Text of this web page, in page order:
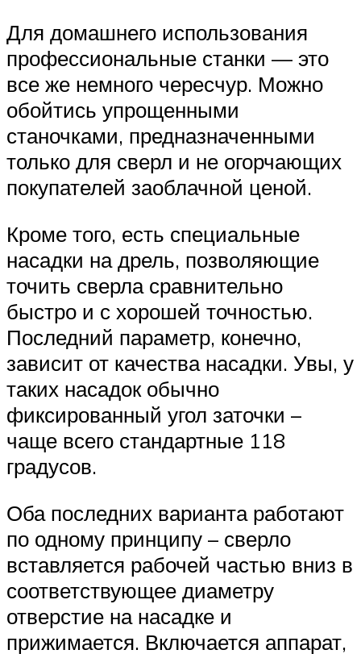
Для домашнего использования
профессиональные станки — это
все же немного чересчур. Можно
обойтись упрощенными
станочками, предназначенными
только для сверл и не огорчающих
покупателей заоблачной ценой.
Кроме того, есть специальные
насадки на дрель, позволяющие
точить сверла сравнительно
быстро и с хорошей точностью.
Последний параметр, конечно,
зависит от качества насадки. Увы, у
таких насадок обычно
фиксированный угол заточки –
чаще всего стандартные 118
градусов.
Оба последних варианта работают
по одному принципу – сверло
вставляется рабочей частью вниз в
соответствующее диаметру
отверстие на насадке и
прижимается. Включается аппарат,